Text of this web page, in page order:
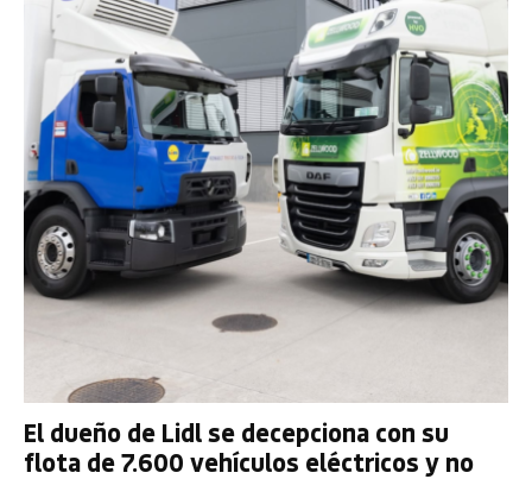
El dueño de Lidl se decepciona con su
flota de 7.600 vehículos eléctricos y no